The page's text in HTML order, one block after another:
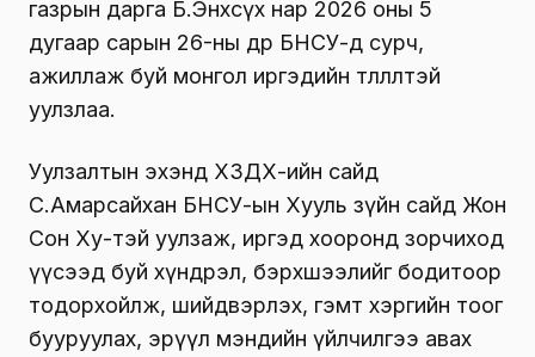
газрын дарга Б.Энхсүх нар 2026 оны 5
дугаар сарын 26-ны өдөр БНСУ-д сурч,
ажиллаж буй монгол иргэдийн төлөөлөлтэй
уулзлаа.
Уулзалтын эхэнд ХЗДХ-ийн сайд
С.Амарсайхан БНСУ-ын Хууль зүйн сайд Жон
Сон Ху-тэй уулзаж, иргэд хооронд зорчиход
үүсээд буй хүндрэл, бэрхшээлийг бодитоор
тодорхойлж, шийдвэрлэх, гэмт хэргийн тоог
бууруулах, эрүүл мэндийн үйлчилгээ авах